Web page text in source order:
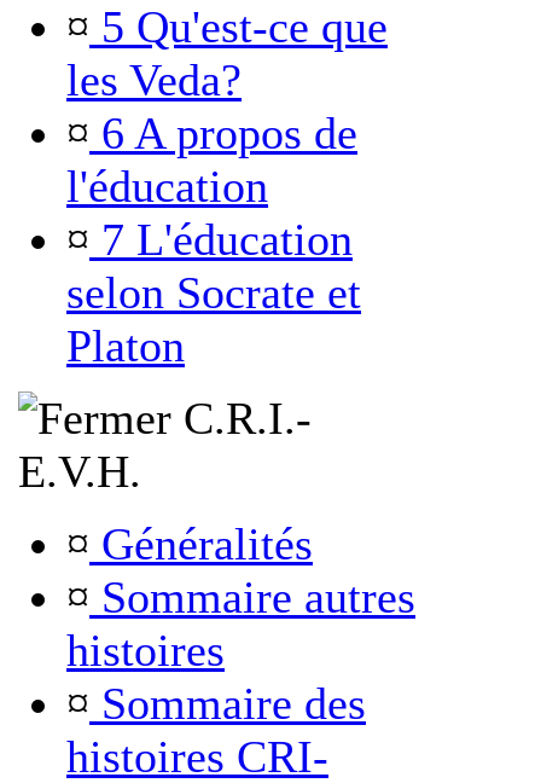
¤ 5 Qu'est-ce que
les Veda?
¤ 6 A propos de
l'éducation
¤ 7 L'éducation
selon Socrate et
Platon
C.R.I.-
E.V.H.
¤ Généralités
¤ Sommaire autres
histoires
¤ Sommaire des
histoires CRI-